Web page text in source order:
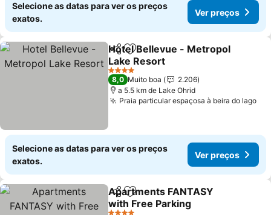
Selecione as datas para ver os preços
exatos.
Ver preços
PartilharAdicionar aos favoritos
Hotel Bellevue - Metropol
Lake Resort
Ver preços
4 Estrelas
8,0 Muito boa
2.206
a 5.5 km de Lake Ohrid
Praia particular espaçosa à beira do lago
Selecione as datas para ver os preços
exatos.
Ver preços
PartilharAdicionar aos favoritos
Apartments FANTASY
with Free Parking